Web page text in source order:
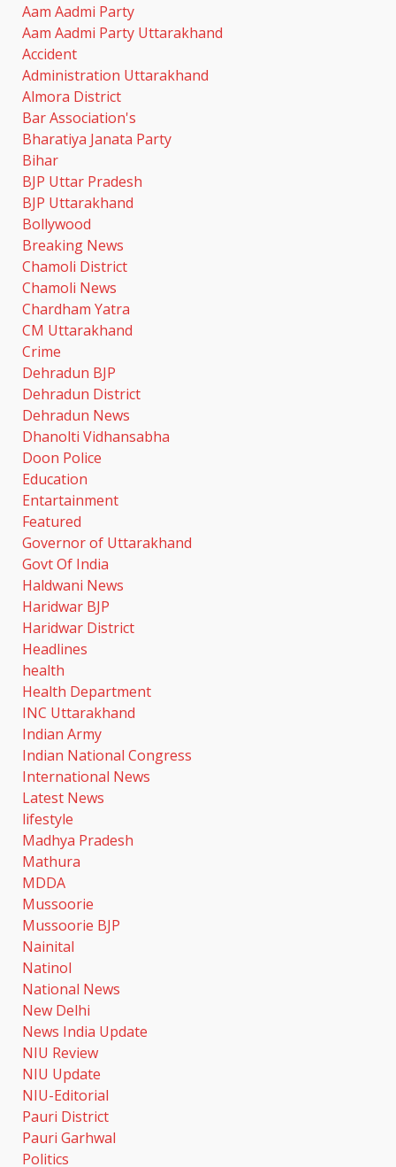
Aam Aadmi Party
Aam Aadmi Party Uttarakhand
Accident
Administration Uttarakhand
Almora District
Bar Association's
Bharatiya Janata Party
Bihar
BJP Uttar Pradesh
BJP Uttarakhand
Bollywood
Breaking News
Chamoli District
Chamoli News
Chardham Yatra
CM Uttarakhand
Crime
Dehradun BJP
Dehradun District
Dehradun News
Dhanolti Vidhansabha
Doon Police
Education
Entartainment
Featured
Governor of Uttarakhand
Govt Of India
Haldwani News
Haridwar BJP
Haridwar District
Headlines
health
Health Department
INC Uttarakhand
Indian Army
Indian National Congress
International News
Latest News
lifestyle
Madhya Pradesh
Mathura
MDDA
Mussoorie
Mussoorie BJP
Nainital
Natinol
National News
New Delhi
News India Update
NIU Review
NIU Update
NIU-Editorial
Pauri District
Pauri Garhwal
Politics